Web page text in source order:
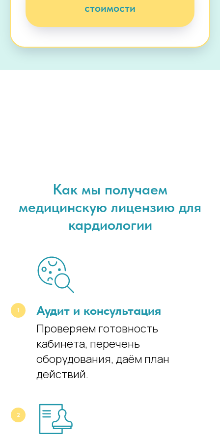
стоимости
Как мы получаем
медицинскую лицензию для
кардиологии
Аудит и консультация
Проверяем готовность
кабинета, перечень
оборудования, даём план
действий.